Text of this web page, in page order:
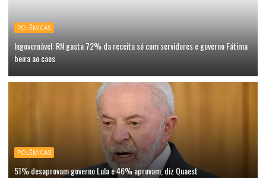
POLÊMICAS
Ingovernável: RN gasta 72% da receita só com servidores e governo Fátima
beira ao caos
POLÊMICAS
51% desaprovam governo Lula e 46% aprovam, diz Quaest